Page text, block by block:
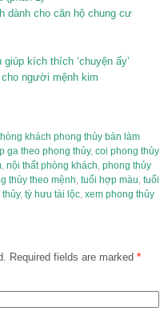
dành cho căn hộ chung cư
kích thích ‘chuyện ấy’
người mệnh kim
khách phong thủy bàn làm
ga theo phong thủy, coi phong thủy
, nội thất phòng khách, phong thủy
thủy theo mệnh, tuổi hợp màu, tuổi
, tỳ hưu tài lộc, xem phong thủy
Required fields are marked *